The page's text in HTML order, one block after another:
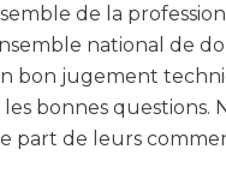
de la
national de
bon jugement
bonnes questions.
part de leurs